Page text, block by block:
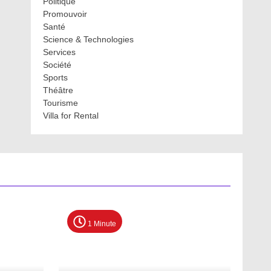
Promouvoir
Santé
Science & Technologies
Services
Société
Sports
Théâtre
Tourisme
Villa for Rental
1 Minute